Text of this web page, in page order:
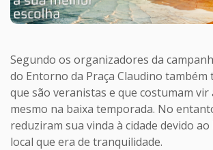
Segundo os organizadores da
do Entorno da Praça Claudino também
que são veranistas e que costumam vir
mesmo na baixa temporada. No
reduziram sua vinda à cidade devido
local que era de tranquilidade.